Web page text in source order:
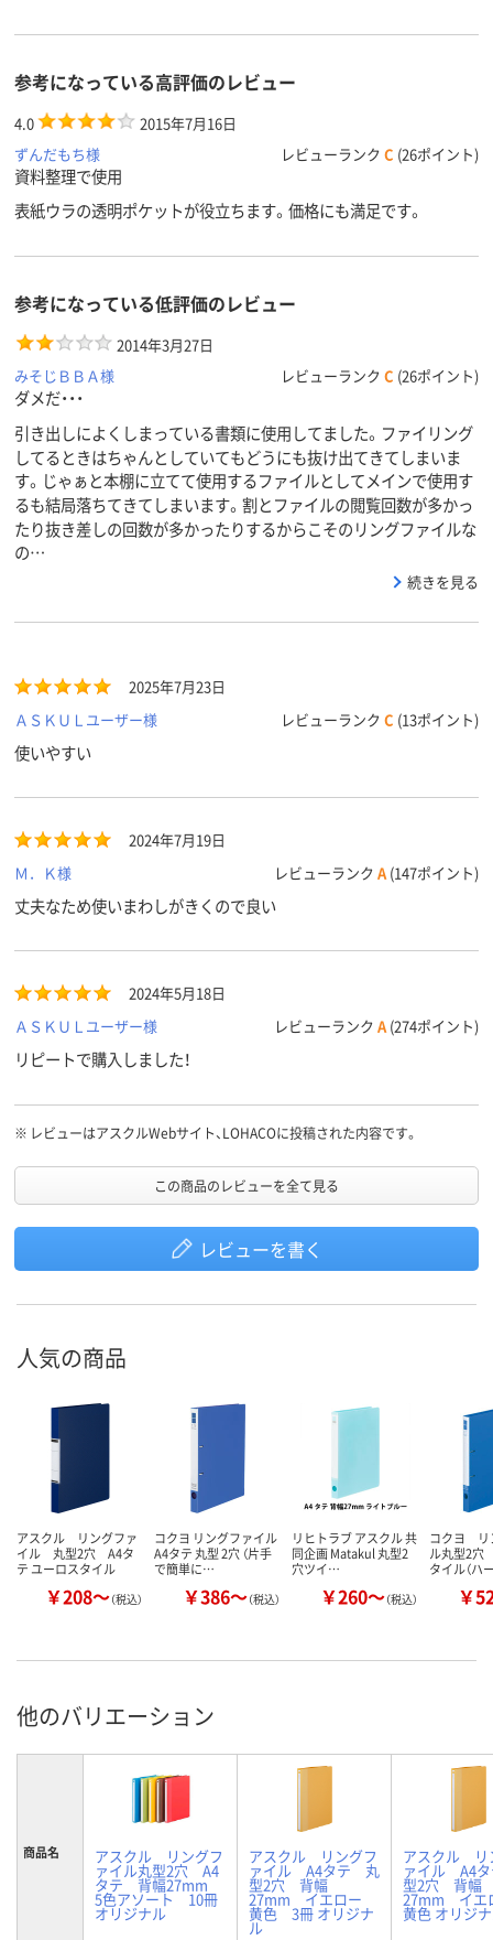
商品環境
65
参考になっている高評価のレビュー
4.0
2015年7月16日
ずんだもち様
レビューランク C (26ポイント)
資料整理で使用
表紙ウラの透明ポケットが役立ちます。価格にも満足です。
参考になっている低評価のレビュー
2014年3月27日
みそじＢＢＡ様
レビューランク C (26ポイント)
ダメだ・・・
引き出しによくしまっている書類に使用してました。ファイリング
してるときはちゃんとしていてもどうにも抜け出てきてしまいま
す。じゃぁと本棚に立てて使用するファイルとしてメインで使用す
るも結局落ちてきてしまいます。割とファイルの閲覧回数が多かっ
たり抜き差しの回数が多かったりするからこそのリングファイルな
の…
続きを見る
2025年7月23日
ＡＳＫＵＬユーザー様
レビューランク C (13ポイント)
使いやすい
2024年7月19日
Ｍ．Ｋ様
レビューランク A (147ポイント)
丈夫なため使いまわしがきくので良い
2024年5月18日
ＡＳＫＵＬユーザー様
レビューランク A (274ポイント)
リピートで購入しました！
※ レビューはアスクルWebサイト、LOHACOに投稿された内容です。
この商品のレビューを全て見る
レビューを書く
人気の商品
アスクル リングファ
イル 丸型2穴 A4タ
テ ユーロスタイル
￥208～（税込）
コクヨ リングファイル
A4タテ 丸型 2穴 （片手
で簡単に…
￥386～（税込）
リヒトラブ アスクル 共
同企画 Matakul 丸型2
穴ツイ…
￥260～（税込）
コクヨ リ
ル丸型2
タイル（
￥
他のバリエーション
商品名 アスクル リングフ
ァイル丸型2穴 A4
タテ 背幅27mm
5色アソート 10冊
オリジナル
アスクル リングフ
ァイル A4タテ 丸
型2穴 背幅
27mm イエロー
黄色 3冊 オリジナ
ル
アスクル リ
ァイル A4
型2穴 背幅
27mm イ
黄色 オリジ